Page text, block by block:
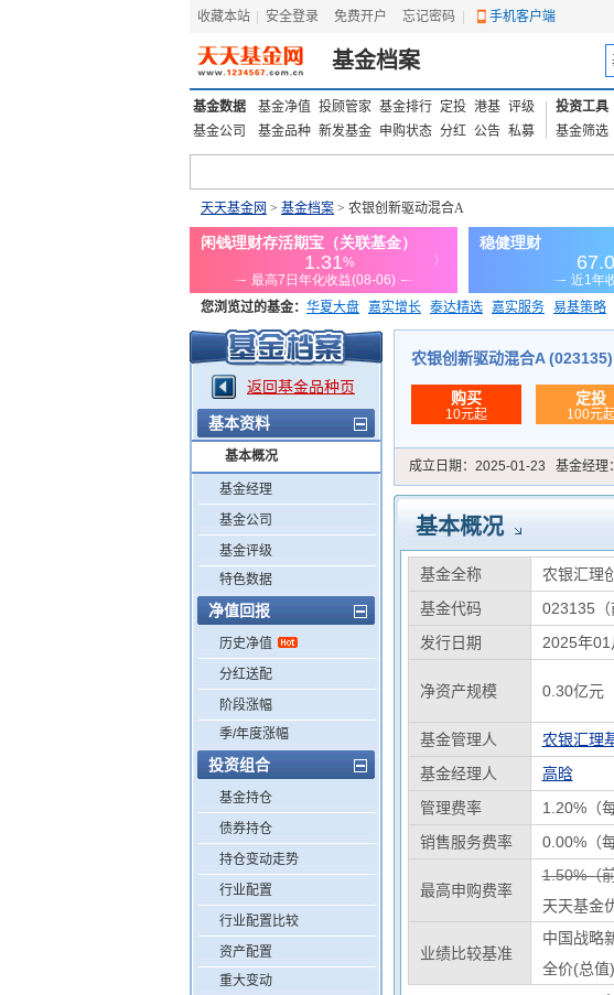
收藏本站 安全登录 免费开户 忘记密码 手机客户端
基金档案
基金数据 基金净值 投顾管家 基金排行 定投 港基 评级
基金公司
基金品种 新发基金 申购状态 分红 公告 私募
投资工具
基金筛选
天天基金网 > 基金档案 > 农银创新驱动混合A
您浏览过的基金： 华夏大盘 嘉实增长 泰达精选 嘉实服务 易基策略
添富优势 华安宏利 上证180价值ETF
返回基金品种页
基本资料
基本概况
基金经理
基金公司
基金评级
特色数据
净值回报
历史净值
分红送配
阶段涨幅
季/年度涨幅
投资组合
基金持仓
债券持仓
持仓变动走势
行业配置
行业配置比较
资产配置
重大变动
农银创新驱动混合A (023135)
购买
10元起
定投
100元
成立日期： 2025-01-23 基金经理
基本概况
基金全称 农银汇理
基金代码
023135（
发行日期
2025年01
净资产规模 0.30亿元
基金管理人
农银汇理
基金经理人
高晗
管理费率
1.20%（
销售服务费率
0.00%（每
最高申购费率
1.50%（
天天基金
业绩比较基准
中国战略
全价(总值